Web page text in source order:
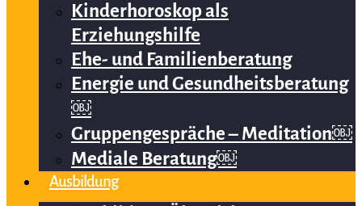
Kinderhoroskop als
Erziehungshilfe
Ehe- und Familienberatung
Energie und Gesundheitsberatung
￼
Gruppengespräche – Meditation￼
Mediale Beratung￼
Ausbildung